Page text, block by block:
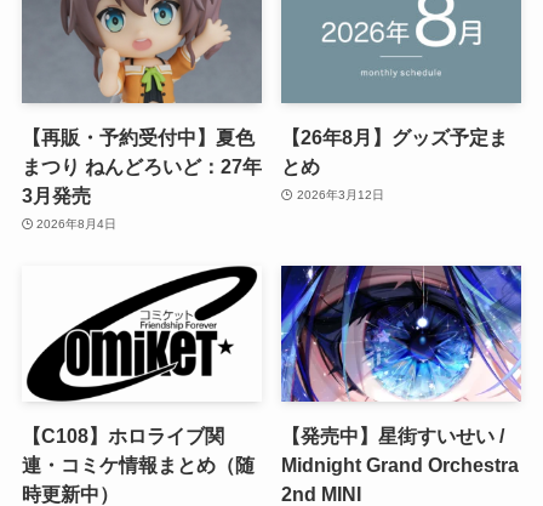
【再販・予約受付中】夏色
まつり ねんどろいど：27年
3月発売
2026年8月4日
【26年8月】グッズ予定ま
とめ
2026年3月12日
【C108】ホロライブ関
連・コミケ情報まとめ（随
時更新中）
【発売中】星街すいせい /
Midnight Grand Orchestra
2nd MINI